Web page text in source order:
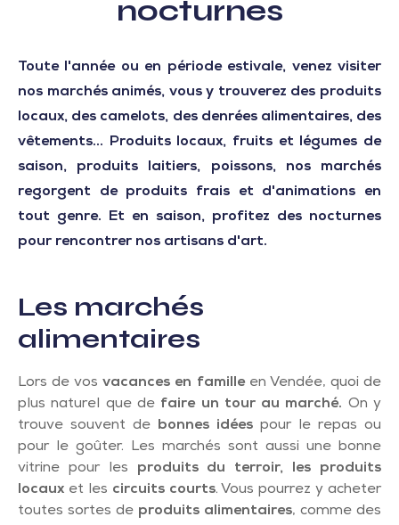
nocturnes
Toute l'année ou en période estivale, venez visiter
nos marchés animés, vous y trouverez des produits
locaux, des camelots, des denrées alimentaires, des
vêtements... Produits locaux, fruits et légumes de
saison, produits laitiers, poissons, nos marchés
regorgent de produits frais et d'animations en
tout genre. Et en saison, profitez des nocturnes
pour rencontrer nos artisans d'art.
Les marchés
alimentaires
Lors de vosvacances en familleen Vendée, quoi de
plus naturel que de faire un tour au marché. On y
trouve souvent de bonnes idées pour le repas ou
pour le goûter. Les marchés sont aussi une bonne
vitrine pour les produits du terroir, les produits
locaux et les circuits courts. Vous pourrez y acheter
toutes sortes de produits alimentaires, comme des